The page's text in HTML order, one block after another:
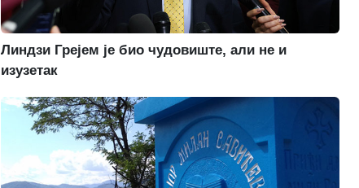
Линдзи Грејем је био чудовиште, али не и
изузетак